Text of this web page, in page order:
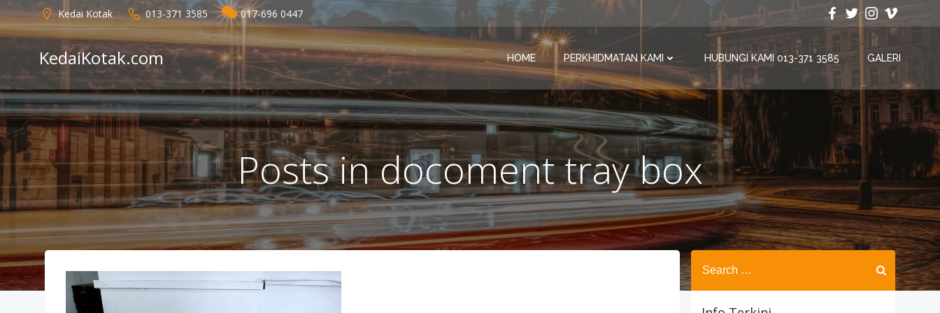
Skip
to
content
Kedai Kotak 013-371 3585 017-696 0447
KedaiKotak.com HOME PERKHIDMATAN KAMI HUBUNGI KAMI 013-371 3585 GALERI
Posts in docoment tray box
Search
for: